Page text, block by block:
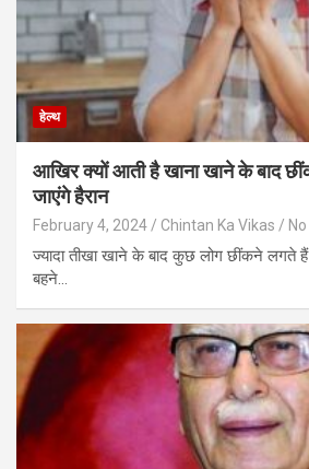
हेल्थ
आखिर क्यों आती है खाना खाने के बाद
जाएंगे हैरान
February 4, 2024 Chintan Ka Vikas
ज्यादा तीखा खाने के बाद कुछ लोग छींकने लगते
बहने…